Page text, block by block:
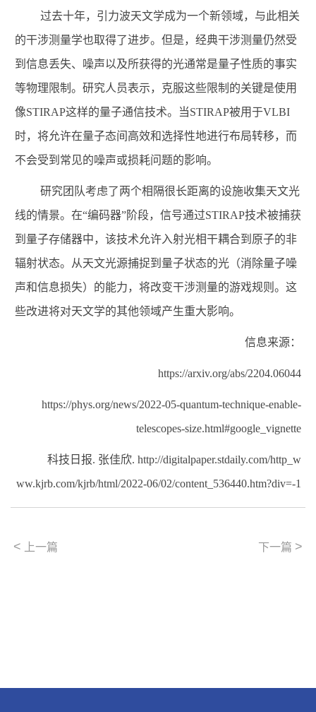
过去十年，引力波天文学成为一个新领域，与此相关
的干涉测量学也取得了进步。但是，经典干涉测量仍然受
到信息丢失、噪声以及所获得的光通常是量子性质的事实
等物理限制。研究人员表示，克服这些限制的关键是使用
像STIRAP这样的量子通信技术。当STIRAP被用于VLBI
时，将允许在量子态间高效和选择性地进行布局转移，而
不会受到常见的噪声或损耗问题的影响。
研究团队考虑了两个相隔很长距离的设施收集天文光
线的情景。在“编码器”阶段，信号通过STIRAP技术被捕获
到量子存储器中，该技术允许入射光相干耦合到原子的非
辐射状态。从天文光源捕捉到量子状态的光（消除量子噪
声和信息损失）的能力，将改变干涉测量的游戏规则。这
些改进将对天文学的其他领域产生重大影响。
信息来源：
https://arxiv.org/abs/2204.06044
https://phys.org/news/2022-05-quantum-technique-enable-
telescopes-size.html#google_vignette
科技日报. 张佳欣. http://digitalpaper.stdaily.com/http_w
ww.kjrb.com/kjrb/html/2022-06/02/content_536440.htm?div=-1
< 上一篇 下一篇 >